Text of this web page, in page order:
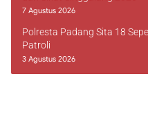
7 Agustus 2026
Polresta Padang Sita 18
Patroli
3 Agustus 2026